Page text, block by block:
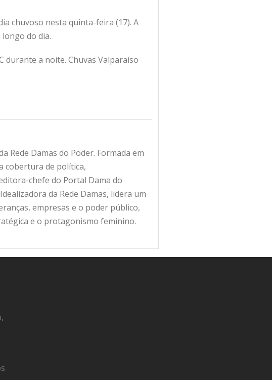
chuvoso nesta quinta-feira (17). A
longo do dia.
durante a noite. Chuvas Valparaíso
Rede Damas do Poder. Formada em
cobertura de política,
chefe do Portal Dama do
da Rede Damas, lidera um
empresas e o poder público,
e o protagonismo feminino.